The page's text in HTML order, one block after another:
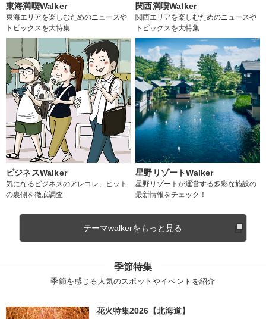
東海満喫Walker
東海エリアを楽しむためのニュースや
トピックスを大特集
関西満喫Walker
関西エリアを楽しむためのニュースや
トピックスを大特集
ビジネスWalker
気になるビジネスのアレコレ、ヒット
の裏側を徹底調査
星野リゾートWalker
星野リゾートが運営する多彩な施設の
最新情報をチェック！
テーマwalkerをもっと見る
季節特集
季節を感じる人気のスポットやイベントを紹介
花火特集2026【北海道】